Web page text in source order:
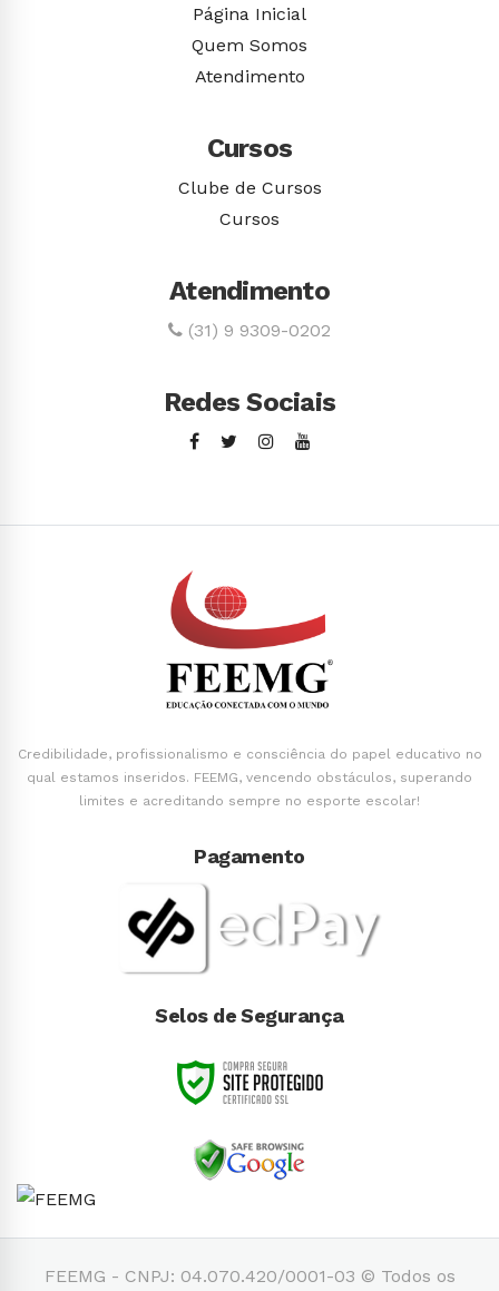
Página Inicial
Quem Somos
Atendimento
Cursos
Clube de Cursos
Cursos
Atendimento
(31) 9 9309-0202
Redes Sociais
Credibilidade, profissionalismo e consciência do papel educativo no
qual estamos inseridos. FEEMG, vencendo obstáculos, superando
limites e acreditando sempre no esporte escolar!
Pagamento
Selos de Segurança
FEEMG - CNPJ: 04.070.420/0001-03 © Todos os